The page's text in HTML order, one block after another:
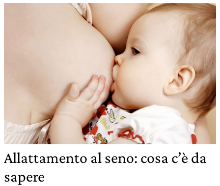
Allattamento al seno: cosa c’è da
sapere